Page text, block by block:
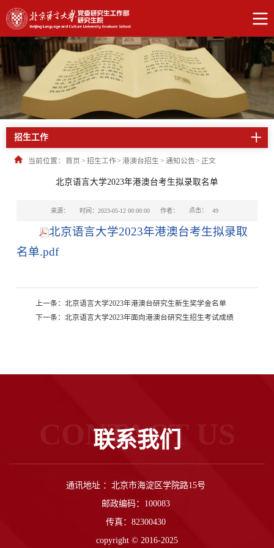
招生工作
当前位置： 首页 > 招生工作> 港澳台招生 > 通知公告> 正文
北京语言大学2023年港澳台考生拟录取名单
来源： 时间：2023-05-12 00:00:00 作者： 点击： 49
北京语言大学2023年港澳台考生拟录取
名单.pdf
上一条： 北京语言大学2023年港澳台研究生新生奖学金名单
下一条： 北京语言大学2023年面向港澳台研究生招生考试成绩
联系我们
CONTACT US
通讯地址 ：北京市海淀区学院路15号
邮政编码：100083
传真：82300430
copyright © 2016-2025